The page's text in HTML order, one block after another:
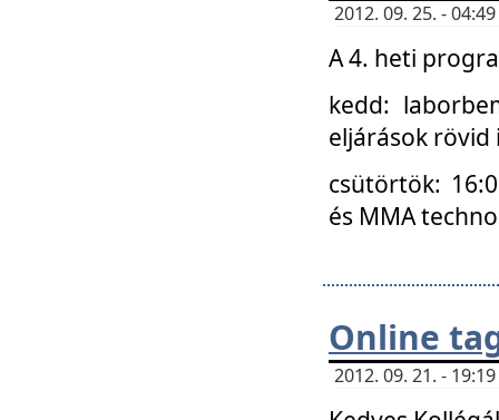
2012. 09. 25. -
A 4. heti
kedd:
eljárások
csütörtök:
és MMA
Online
2012. 09. 21. -